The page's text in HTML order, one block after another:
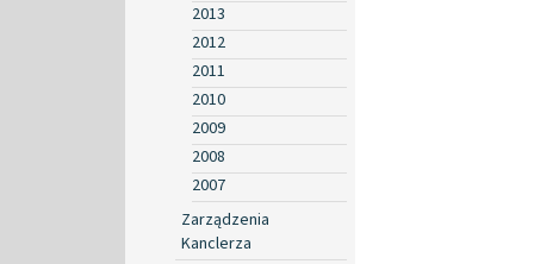
2013
2012
2011
2010
2009
2008
2007
Zarządzenia
Kanclerza